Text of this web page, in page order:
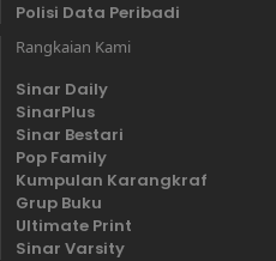
Polisi Data Peribadi
Rangkaian Kami
Sinar Daily
SinarPlus
Sinar Bestari
Pop Family
Kumpulan Karangkraf
Grup Buku
Ultimate Print
Sinar Varsity